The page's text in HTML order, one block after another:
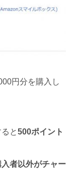
円分を購入し
と500ポイント
入者以外がチャー